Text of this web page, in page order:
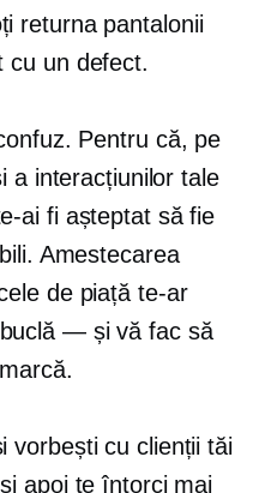
returna pantalonii
cu un defect.
Pentru că, pe
a interacțiunilor tale
ai fi așteptat să fie
Amestecarea
de piață te-ar
buclă — șivă fac să
vorbești cu clienții tăi
apoi te întorci mai